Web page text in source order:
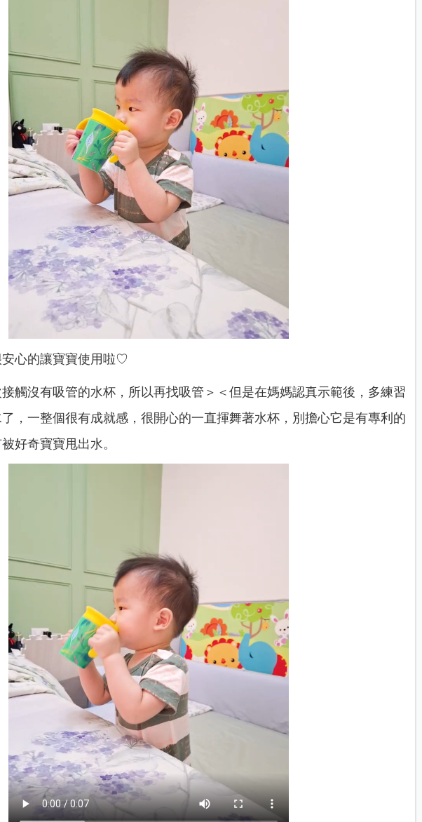
心的讓寶寶使用啦♡
觸沒有吸管的水杯，所以再找吸管＞＜但是在媽媽認真示範後，多練習
，一整個很有成就感，很開心的一直揮舞著水杯，別擔心它是有專利的
好奇寶寶甩出水。